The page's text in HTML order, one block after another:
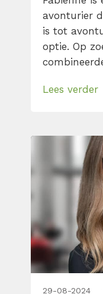
avonturier
is tot
optie. Op
als
leuke
Lees verder
29-08-2024